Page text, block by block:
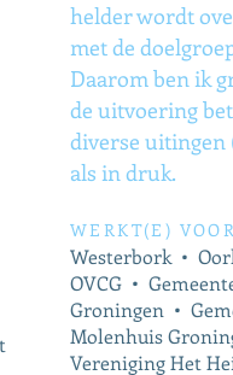
helder wordt
met de
Daarom ben ik
de uitvoering
diverse ­uitingen
als in druk.
WERKT(E) VOOR
Westerbork •
OVCG •
Groningen •
Molenhuis
Vereniging Het